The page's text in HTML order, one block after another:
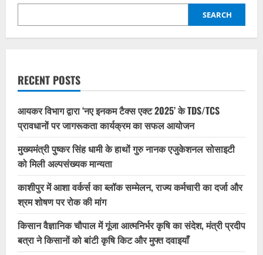
SEARCH
RECENT POSTS
आयकर विभाग द्वारा ‘नए इनकम टैक्स एक्ट 2025’ के TDS/TCS
प्रावधानों पर जागरूकता कार्यक्रम का सफल आयोजन
मुख्यमंत्री पुष्कर सिंह धामी के हाथों गुरु नानक एजुकेशनल सोसाइटी
को मिली अल्पसंख्यक मान्यता
काशीपुर में आशा वर्कर्स का ब्लॉक सम्मेलन, राज्य कर्मचारी का दर्जा और
श्रम शोषण पर रोक की मांग
किसान वैज्ञानिक चौपाल में गूंजा आत्मनिर्भर कृषि का संदेश, मंत्री प्रदीप
बत्रा ने किसानों को बांटी कृषि किट और मुफ्त दवाइयाँ